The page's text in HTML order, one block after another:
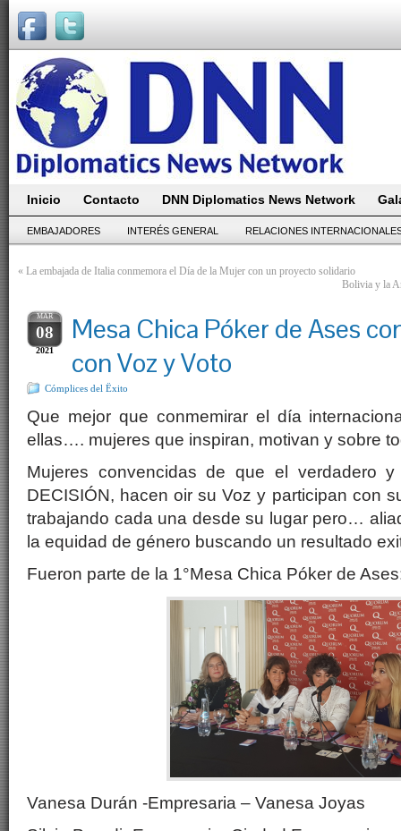
Inicio Contacto DNN Diplomatics News Network
EMBAJADORES INTERÉS GENERAL RELACIONES
« La embajada de Italia conmemora el Día de la Mujer con un proyecto solidario
Bolivia y la
MAR
08
2021
Mesa Chica Póker de Ases
con Voz y Voto
Cómplices del Ëxito
Que mejor que conmemirar el día
ellas…. mujeres que inspiran, motivan y sobre
Mujeres convencidas de que el verdadero
DECISIÓN, hacen oir su Voz y participan con
trabajando cada una desde su lugar pero…
la equidad de género buscando un resultado
Fueron parte de la 1°Mesa Chica Póker de
Vanesa Durán -Empresaria – Vanesa Joyas